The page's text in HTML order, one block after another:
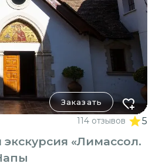
Заказать
114 отзывов 5
«Лимассол.